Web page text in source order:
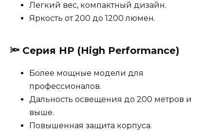
Легкий вес, компактный дизайн.
Яркость от 200 до 1200 люмен.
🔦 Серия HP (High Performance)
Более мощные модели для
профессионалов.
Дальность освещения до 200 метров и
выше.
Повышенная защита корпуса.